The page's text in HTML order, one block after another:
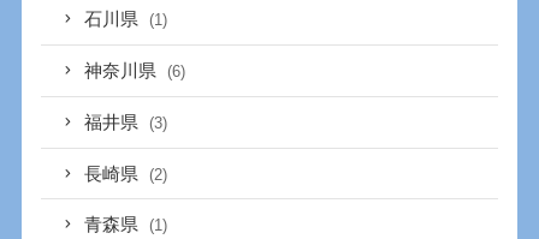
石川県 (1)
神奈川県 (6)
福井県 (3)
長崎県 (2)
青森県 (1)